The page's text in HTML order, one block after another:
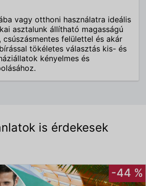
vagy otthoni használatra ideális
asztalunk állítható magasságú
felülettel és akár
tökéletes választás kis- és
kényelmes és
is érdekesek
-44 %